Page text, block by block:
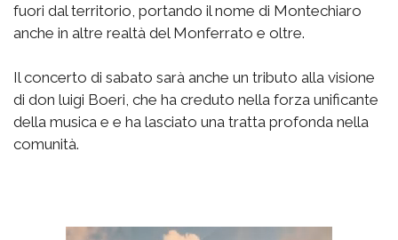
fuori dal territorio, portando il nome di Montechiaro
anche in altre realtà del Monferrato e oltre.
Il concerto di sabato sarà anche un tributo alla visione
di don luigi Boeri, che ha creduto nella forza unificante
della musica e e ha lasciato una tratta profonda nella
comunità.